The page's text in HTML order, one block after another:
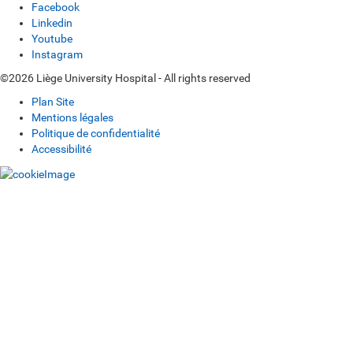
Facebook
Linkedin
Youtube
Instagram
©2026 Liège University Hospital - All rights reserved
Plan Site
Mentions légales
Politique de confidentialité
Accessibilité